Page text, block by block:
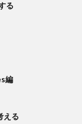
る
編
える